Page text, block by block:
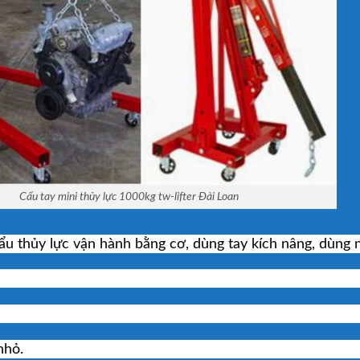
Cẩu tay mini thủy lực 1000kg tw-lifter Đài Loan
thủy lực vận hành bằng cơ, dùng tay kích nâng, dùng